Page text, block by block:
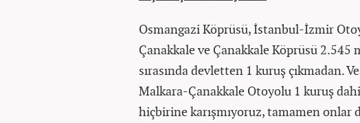
Osmangazi Köprüsü, İstanbul-İzmir
Çanakkale ve Çanakkale Köprüsü 2.545
sırasında devletten 1 kuruş çıkmadan.
Malkara-Çanakkale Otoyolu 1 kuruş
hiçbirine karışmıyoruz, tamamen onlar